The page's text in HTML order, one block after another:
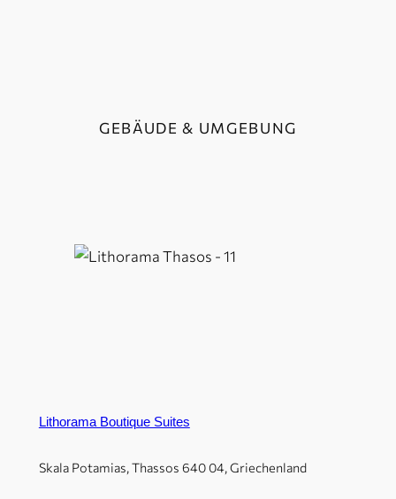
GEBÄUDE & UMGEBUNG
Lithorama Boutique Suites
Skala Potamias, Thassos 640 04, Griechenland